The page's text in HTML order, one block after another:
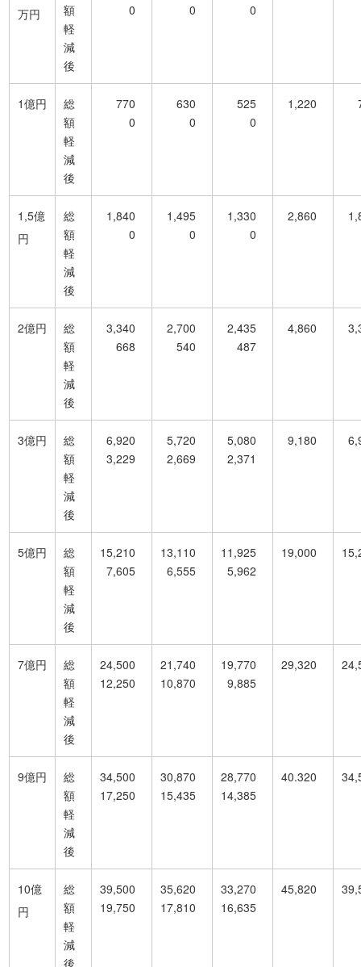
万円
額
軽
減
後
0
0
0
1億円
総
額
軽
減
後
770
0
630
0
525
0
1,220
1,5億
円
総
額
軽
減
後
1,840
0
1,495
0
1,330
0
2,860
2億円
総
額
軽
減
後
3,340
668
2,700
540
2,435
487
4,860
3億円
総
額
軽
減
後
6,920
3,229
5,720
2,669
5,080
2,371
9,180
5億円
総
額
軽
減
後
15,210
7,605
13,110
6,555
11,925
5,962
19,000
7億円
総
額
軽
減
後
24,500
12,250
21,740
10,870
19,770
9,885
29,320
9億円
総
額
軽
減
後
34,500
17,250
30,870
15,435
28,770
14,385
40.320
10億
円
総
額
軽
減
後
39,500
19,750
35,620
17,810
33,270
16,635
45,820